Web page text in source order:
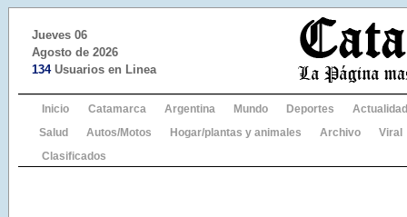
Jueves 06
Agosto de 2026
134Usuarios en Linea
Inicio Catamarca Argentina Mundo Deportes
Actualidad
Salud
Autos/Motos Hogar/plantas y animales Archivo
Viral
Clasificados